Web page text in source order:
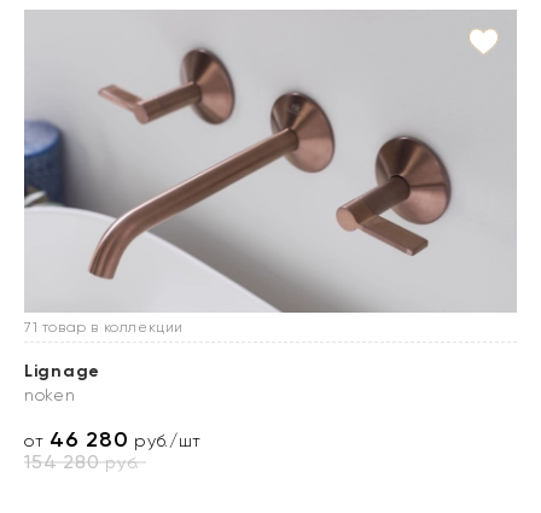
71 товар в коллекции
Lignage
noken
от 46 280 руб./шт
154 280руб.